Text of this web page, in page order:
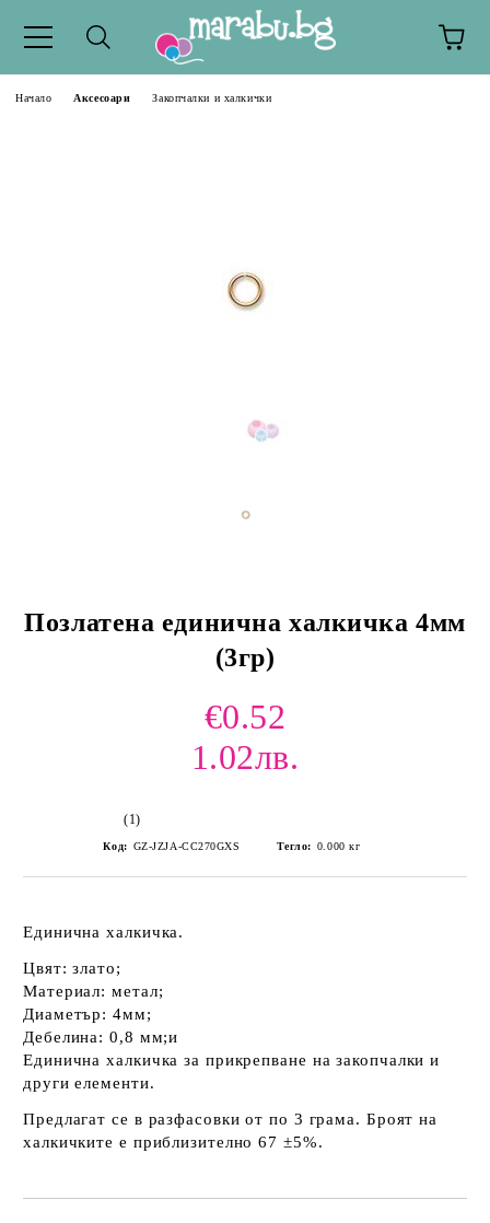
Начало Аксесоари Закопчалки и халкички
Позлатена единична халкичка 4мм
(3гр)
€0.52
1.02лв.
(1)
Код: GZ-JZJA-CC270GXS Тегло: 0.000 кг
Единична халкичка.
Цвят: злато;
Материал: метал;
Диаметър: 4мм;
Дебелина: 0,8 мм;и
Единична халкичка за прикрепване на закопчалки и
други елементи.
Предлагат се в разфасовки от по 3 грама. Броят на
халкичките е приблизително 67 ±5%.